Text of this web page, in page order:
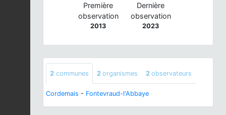
Première
observation
2013
Dernière
observation
2023
2 communes 2 organismes 2 observateurs
Cordemais - Fontevraud-l'Abbaye